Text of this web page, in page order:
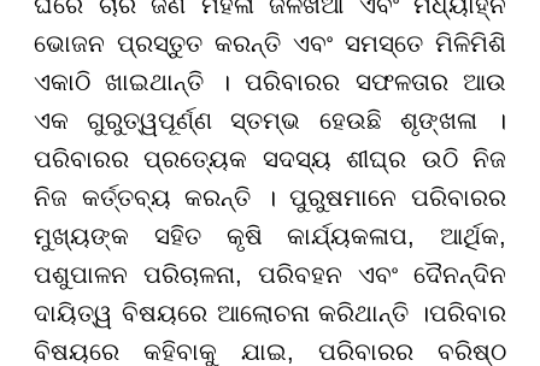
ଭୋଜନ ପ୍ରସ୍ତୁତ କରନ୍ତି ଏବଂ ସମସ୍ତେ ମିଳିମିଶି
ଏକାଠି ଖାଇଥାନ୍ତି । ପରିବାରର ସଫଳତାର ଆଉ
ଏକ ଗୁରୁତ୍ୱପୂର୍ଣ୍ଣ ସ୍ତମ୍ଭ ହେଉଛି ଶୃଙ୍ଖଳା ।
ପରିବାରର ପ୍ରତ୍ୟେକ ସଦସ୍ୟ ଶୀଘ୍ର ଉଠି ନିଜ
ନିଜ କର୍ତ୍ତବ୍ୟ କରନ୍ତି । ପୁରୁଷମାନେ ପରିବାରର
ମୁଖ୍ୟଙ୍କ ସହିତ କୃଷି କାର୍ଯ୍ୟକଳାପ, ଆର୍ଥିକ,
ପଶୁପାଳନ ପରିଚାଳନା, ପରିବହନ ଏବଂ ଦୈନନ୍ଦିନ
ଦାୟିତ୍ୱ ବିଷୟରେ ଆଲୋଚନା କରିଥାନ୍ତି ।ପରିବାର
ବିଷୟରେ କହିବାକୁ ଯାଇ, ପରିବାରର ବରିଷ୍ଠ